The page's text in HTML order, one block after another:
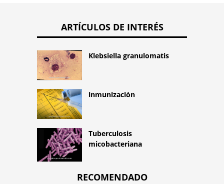
ARTÍCULOS DE INTERÉS
Klebsiella granulomatis
inmunización
Tuberculosis
micobacteriana
RECOMENDADO